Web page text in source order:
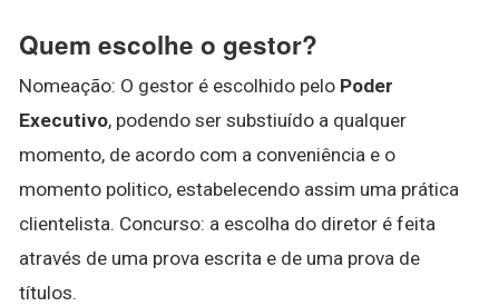
Quem escolhe o gestor?
Nomeação: O gestor é escolhido pelo Poder
Executivo, podendo ser substiuído a qualquer
momento, de acordo com a conveniência e o
momento politico, estabelecendo assim uma prática
clientelista. Concurso: a escolha do diretor é feita
através de uma prova escrita e de uma prova de
títulos.